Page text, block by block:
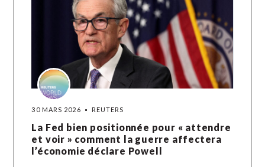
30 MARS 2026 REUTERS
La Fed bien positionnée pour « attendre
et voir » comment la guerre affectera
l’économie déclare Powell